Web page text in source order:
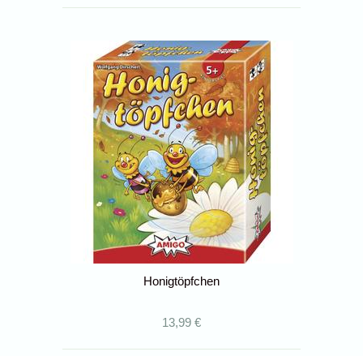
Honigtöpfchen
13,99 €